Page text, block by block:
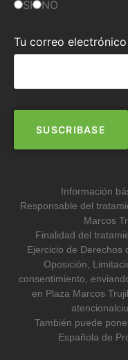
SI NO
Tu correo electrónico
Información
Responsable del
Marcos
Finalidad del
Ejercicio de Derechos
Oposición,
consentimiento,
en Plaza Marcos
También puede
Española de